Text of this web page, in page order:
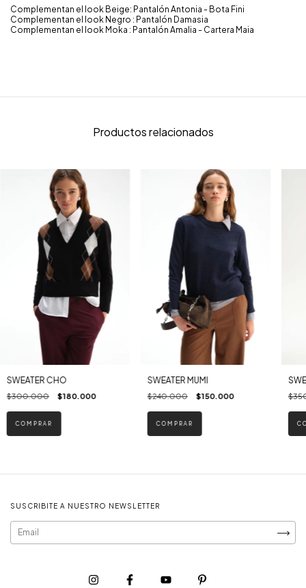
Complementan el look Beige: Pantalón Antonia - Bota Fini
Complementan el look Negro : Pantalón Damasia
Complementan el look Moka : Pantalón Amalia - Cartera Maia
Productos relacionados
SWEATER CHO
$300.000 $180.000
COMPRAR
SWEATER MUMI
$240.000 $150.000
COMPRAR
SUSCRIBITE A NUESTRO NEWSLETTER